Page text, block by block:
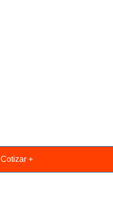
Cotizar +